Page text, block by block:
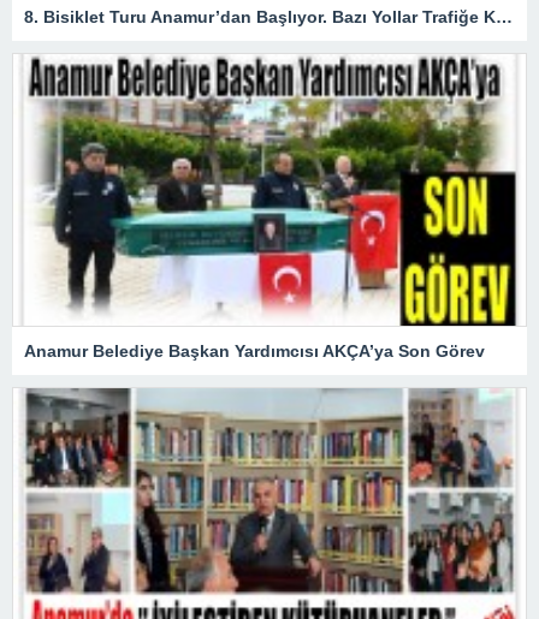
8. Bisiklet Turu Anamur’dan Başlıyor. Bazı Yollar Trafiğe Kapatılacak
Anamur Belediye Başkan Yardımcısı AKÇA’ya Son Görev